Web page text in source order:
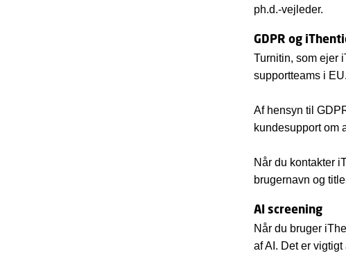
ph.d.-vejleder.
GDPR og
Turnitin, som ejer
supportteams i EU.
Af hensyn til
kundesupport om
Når du kontakter
brugernavn og
AI screening
Når du bruger
af AI. Det er